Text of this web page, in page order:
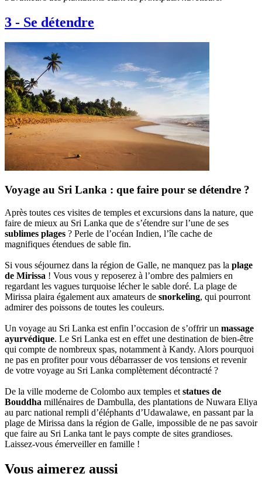
3 - Se détendre
Voyage au Sri Lanka : que faire pour se détendre ?
Après toutes ces visites de temples et excursions dans la nature, que
faire de mieux au Sri Lanka que de s’étendre sur l’une de ses
sublimes plages ? Perle de l’océan Indien, l’île cache de
magnifiques étendues de sable fin.
Si vous séjournez dans la région de Galle, ne manquez pas la plage
de Mirissa ! Vous vous y reposerez à l’ombre des palmiers en
regardant les vagues turquoise lécher le sable doré. La plage de
Mirissa plaira également aux amateurs de snorkeling, qui pourront
admirer des poissons de toutes les couleurs.
Un voyage au Sri Lanka est enfin l’occasion de s’offrir un massage
ayurvédique. Le Sri Lanka est en effet une destination de bien-être
qui compte de nombreux spas, notamment à Kandy. Alors pourquoi
ne pas en profiter pour vous débarrasser de vos tensions et revenir
de votre voyage au Sri Lanka complètement décontracté ?
De la ville moderne de Colombo aux temples et statues de
Bouddha millénaires de Dambulla, des plantations de Nuwara Eliya
au parc national rempli d’éléphants d’Udawalawe, en passant par la
plage de Mirissa dans la région de Galle, impossible de ne pas savoir
que faire au Sri Lanka tant le pays compte de sites grandioses.
Laissez-vous émerveiller en famille !
Vous aimerez aussi